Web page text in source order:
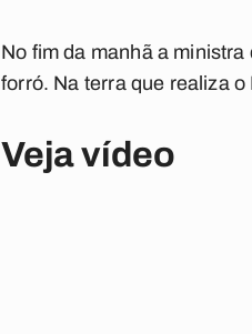
No fim da manhã a
forró. Na terra que realiza
Veja vídeo